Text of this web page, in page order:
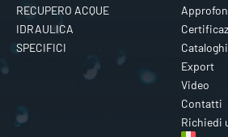
RECUPERO ACQUE
IDRAULICA
SPECIFICI
Cataloghi
Export
Video
Contatti
Richiedi